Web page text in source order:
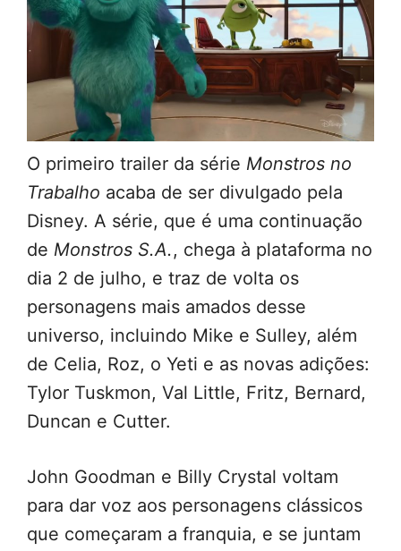
O primeiro trailer da série Monstros no
Trabalho acaba de ser divulgado pela
Disney. A série, que é uma continuação
de Monstros S.A., chega à plataforma no
dia 2 de julho, e traz de volta os
personagens mais amados desse
universo, incluindo Mike e Sulley, além
de Celia, Roz, o Yeti e as novas adições:
Tylor Tuskmon, Val Little, Fritz, Bernard,
Duncan e Cutter.
John Goodman e Billy Crystal voltam
para dar voz aos personagens clássicos
que começaram a franquia, e se juntam